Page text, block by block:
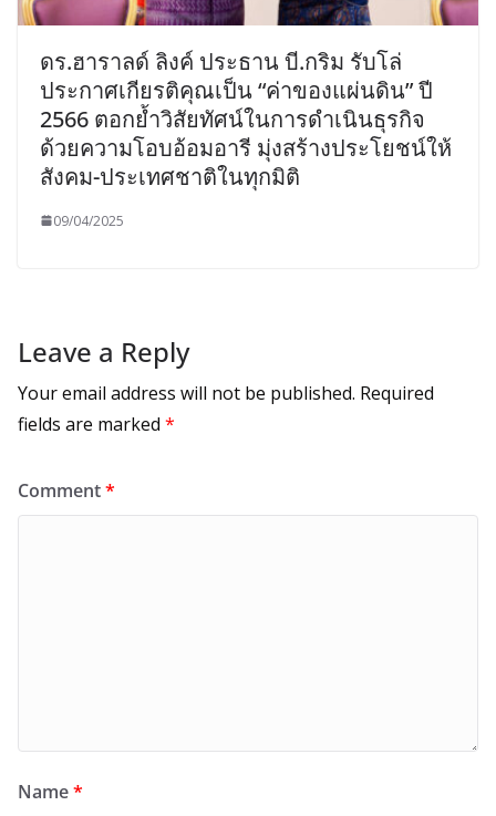
ดร.ฮาราลด์ ลิงค์ ประธาน บี.กริม รับโล่
ประกาศเกียรติคุณเป็น “ค่าของแผ่นดิน” ปี
2566 ตอกย้ำวิสัยทัศน์ในการดำเนินธุรกิจ
ด้วยความโอบอ้อมอารี มุ่งสร้างประโยชน์ให้
สังคม-ประเทศชาติในทุกมิติ
09/04/2025
Leave a Reply
Your email address will not be published. Required
fields are marked *
Comment*
Name*